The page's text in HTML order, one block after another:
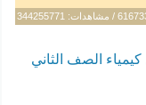
الصف الثاني